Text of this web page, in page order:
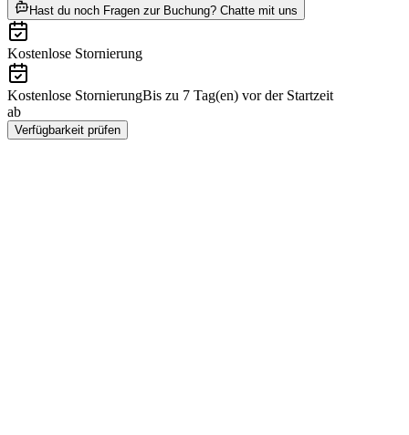
Hast du noch Fragen zur Buchung? Chatte mit uns
Kostenlose Stornierung
Kostenlose StornierungBis zu 7 Tag(en) vor der Startzeit
ab
Verfügbarkeit prüfen